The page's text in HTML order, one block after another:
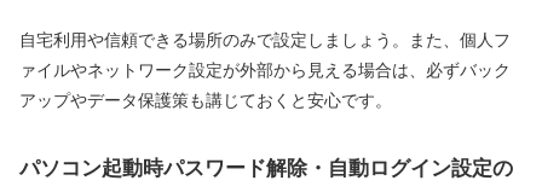
自宅利用や信頼できる場所のみで設定しましょう。また、個人フ
ァイルやネットワーク設定が外部から見える場合は、必ずバック
アップやデータ保護策も講じておくと安心です。
パソコン起動時パスワード解除・自動ログイン設定の